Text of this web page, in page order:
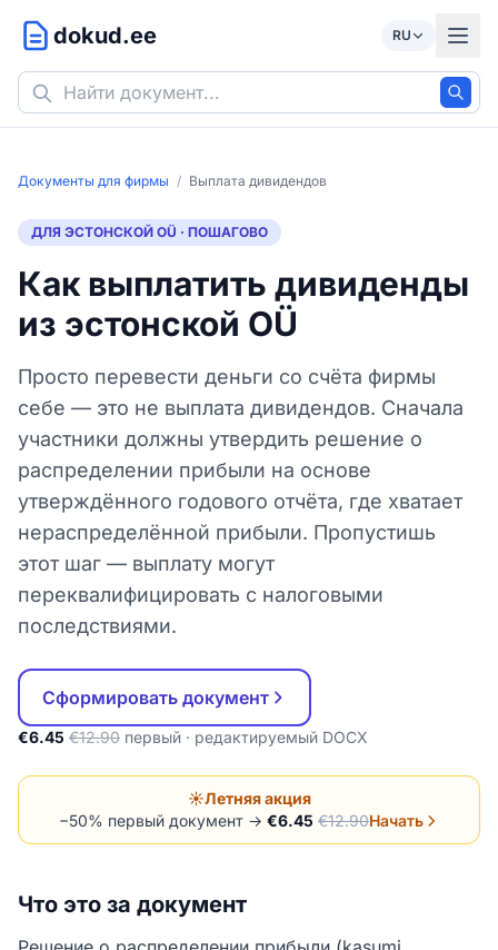
dokud.ee RU
Документы для фирмы / Выплата дивидендов
ДЛЯ ЭСТОНСКОЙ OÜ · ПОШАГОВО
Как выплатить дивиденды
из эстонской OÜ
Просто перевести деньги со счёта фирмы
себе — это не выплата дивидендов. Сначала
участники должны утвердить решение о
распределении прибыли на основе
утверждённого годового отчёта, где хватает
нераспределённой прибыли. Пропустишь
этот шаг — выплату могут
переквалифицировать с налоговыми
последствиями.
Сформировать документ
€6.45 €12.90 первый · редактируемый DOCX
☀️Летняя акция
−50% первый документ → €6.45 €12.90Начать
Что это за документ